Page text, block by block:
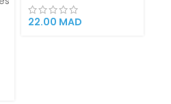
Complète en Sauce
pour Chiots de Petites
22.00 MAD